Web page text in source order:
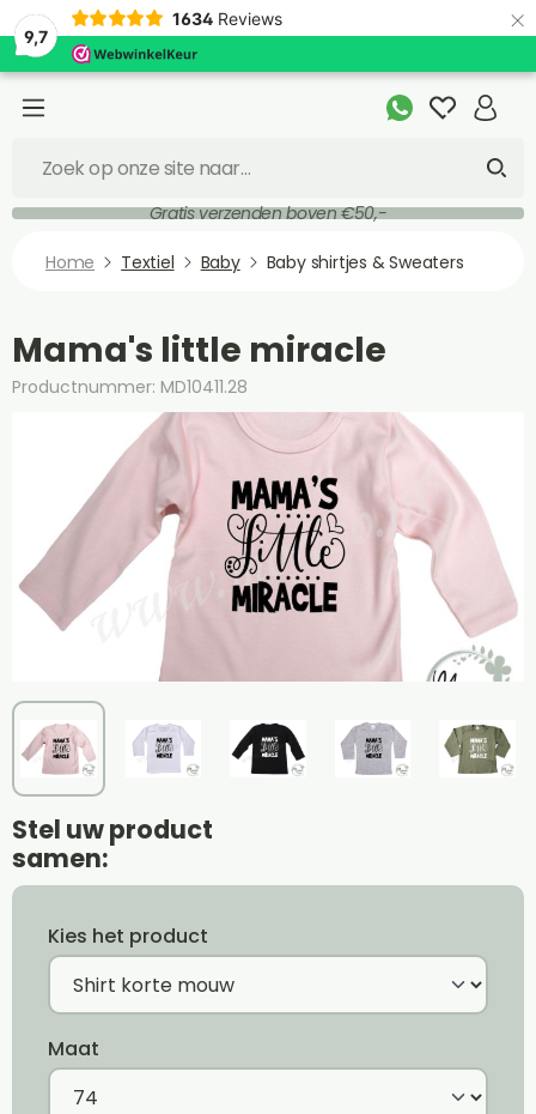
9,7
1634 Reviews ×
Gratis verzenden boven €50,-
Home Textiel Baby Baby shirtjes & Sweaters
Mama's little miracle
Productnummer: MD10411.28
Stel uw product
samen:
Kies het product
Maat